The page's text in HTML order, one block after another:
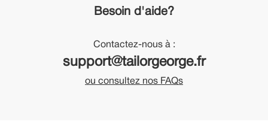
Besoin d'aide?
Contactez-nous à :
support@tailorgeorge.fr
ou consultez nos FAQs